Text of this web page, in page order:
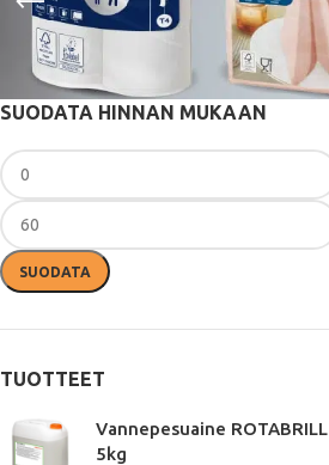
SUODATA HINNAN MUKAAN
SUODATA
TUOTTEET
Vannepesuaine ROTABRILL
5kg